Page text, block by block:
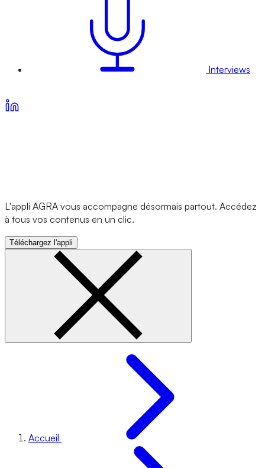
Interviews
L'appli AGRA vous accompagne désormais partout. Accédez
à tous vos contenus en un clic.
Téléchargez l'appli
Accueil